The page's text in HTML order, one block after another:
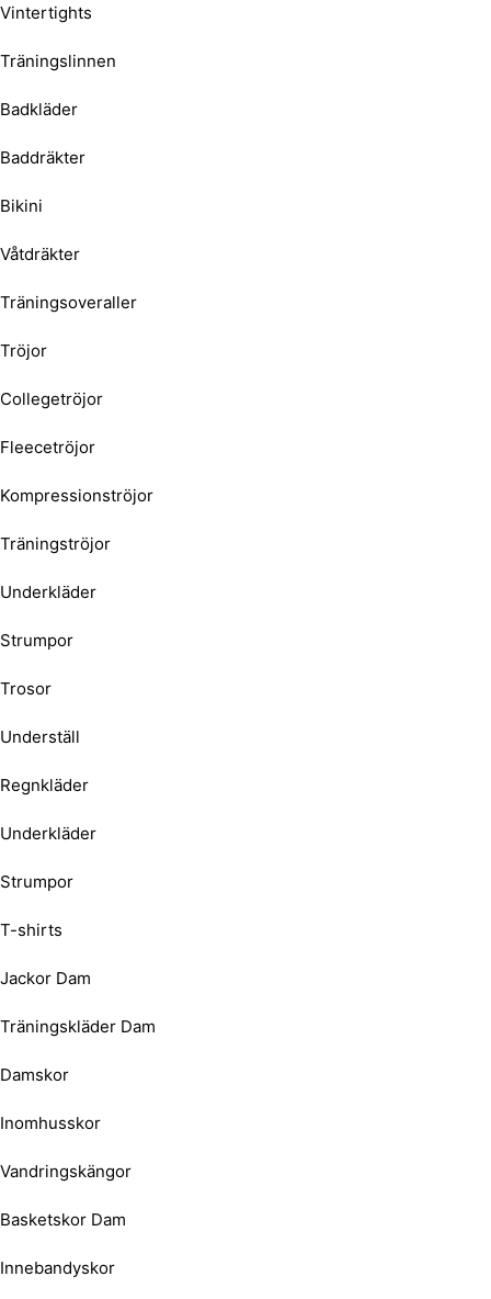
Vintertights
Träningslinnen
Badkläder
Baddräkter
Bikini
Våtdräkter
Träningsoveraller
Tröjor
Collegetröjor
Fleecetröjor
Kompressionströjor
Träningströjor
Underkläder
Strumpor
Trosor
Underställ
Regnkläder
Underkläder
Strumpor
T-shirts
Jackor Dam
Träningskläder Dam
Damskor
Inomhusskor
Vandringskängor
Basketskor Dam
Innebandyskor